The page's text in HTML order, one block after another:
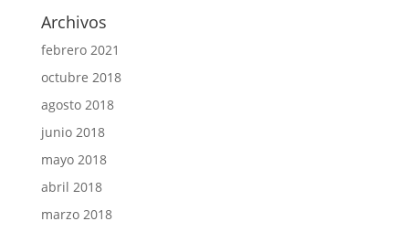
Archivos
febrero 2021
octubre 2018
agosto 2018
junio 2018
mayo 2018
abril 2018
marzo 2018